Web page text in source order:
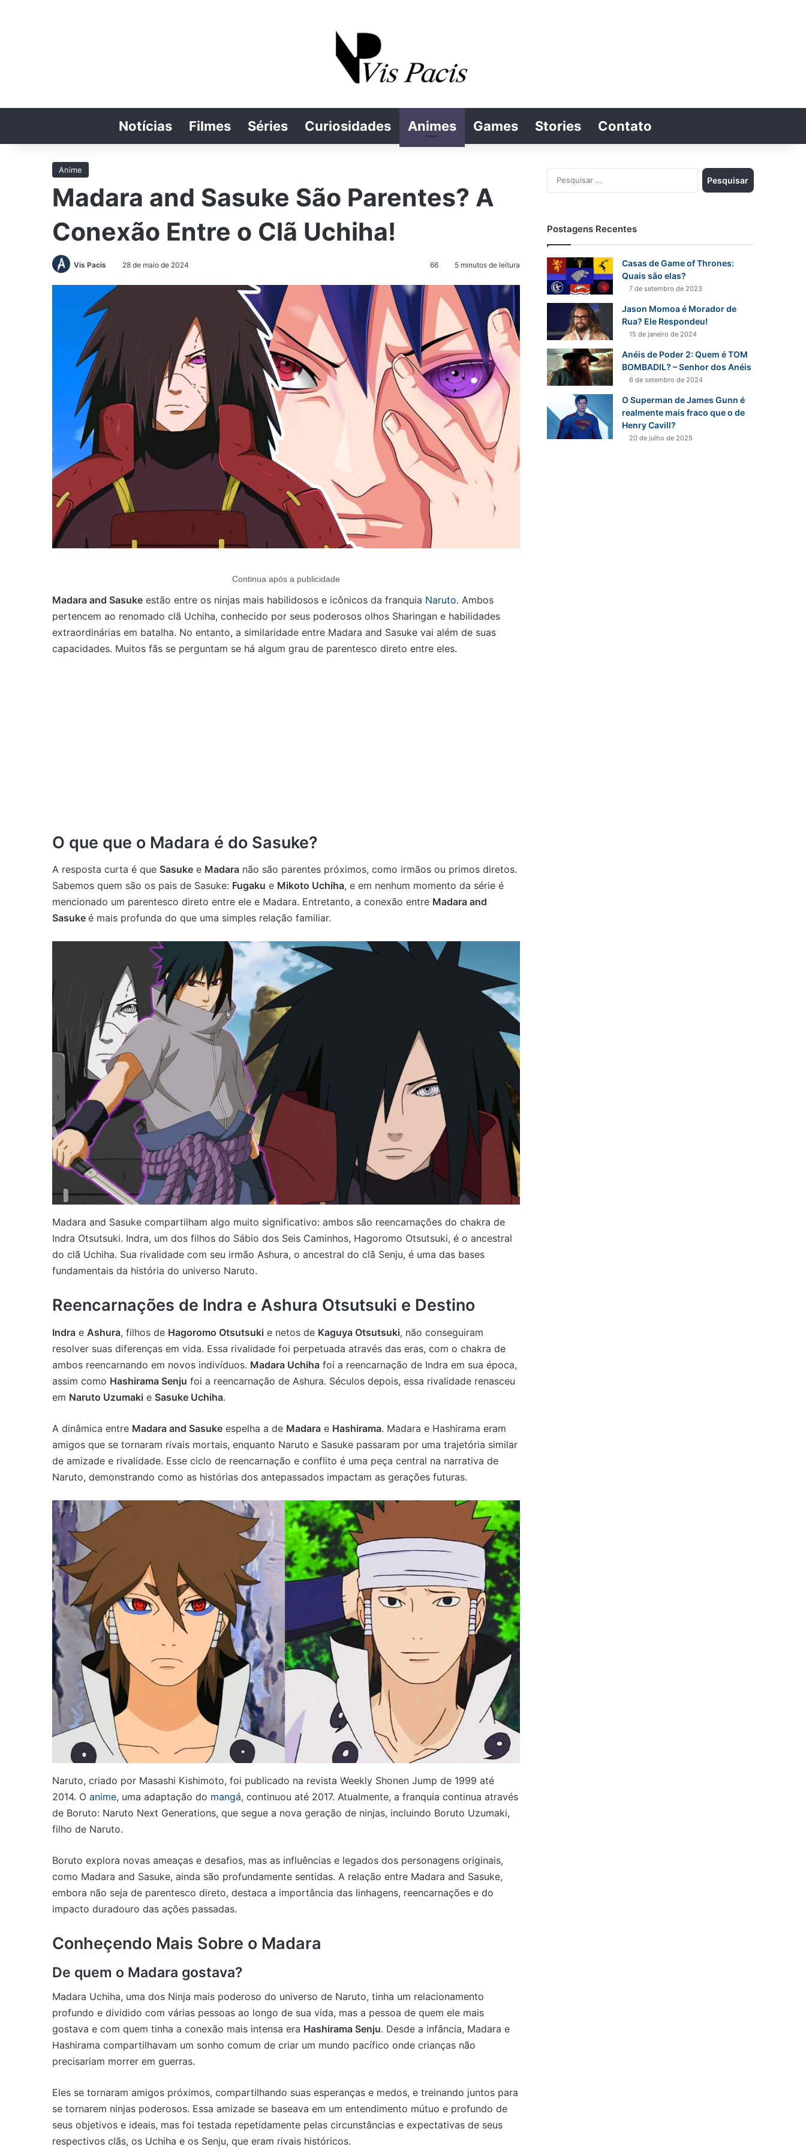
Notícias Filmes Séries Curiosidades Animes Games Stories Contato
Anime
Madara and Sasuke São Parentes? A
Conexão Entre o Clã Uchiha!
Vis Pacis 28 de maio de 2024 66 5 minutos de leitura
Continua após a publicidade
Madara and Sasuke estão entre os ninjas mais habilidosos e icônicos da franquia Naruto. Ambos
pertencem ao renomado clã Uchiha, conhecido por seus poderosos olhos Sharingan e habilidades
extraordinárias em batalha. No entanto, a similaridade entre Madara and Sasuke vai além de suas
capacidades. Muitos fãs se perguntam se há algum grau de parentesco direto entre eles.
O que que o Madara é do Sasuke?
A resposta curta é que Sasuke e Madara não são parentes próximos, como irmãos ou primos diretos.
Sabemos quem são os pais de Sasuke: Fugaku e Mikoto Uchiha, e em nenhum momento da série é
mencionado um parentesco direto entre ele e Madara. Entretanto, a conexão entre Madara and
Sasuke é mais profunda do que uma simples relação familiar.
Madara and Sasuke compartilham algo muito significativo: ambos são reencarnações do chakra de
Indra Otsutsuki. Indra, um dos filhos do Sábio dos Seis Caminhos, Hagoromo Otsutsuki, é o ancestral
do clã Uchiha. Sua rivalidade com seu irmão Ashura, o ancestral do clã Senju, é uma das bases
fundamentais da história do universo Naruto.
Reencarnações de Indra e Ashura Otsutsuki e Destino
Indra e Ashura, filhos de Hagoromo Otsutsuki e netos de Kaguya Otsutsuki, não conseguiram
resolver suas diferenças em vida. Essa rivalidade foi perpetuada através das eras, com o chakra de
ambos reencarnando em novos indivíduos. Madara Uchiha foi a reencarnação de Indra em sua época,
assim como Hashirama Senju foi a reencarnação de Ashura. Séculos depois, essa rivalidade renasceu
em Naruto Uzumaki e Sasuke Uchiha.
A dinâmica entre Madara and Sasuke espelha a de Madara e Hashirama. Madara e Hashirama eram
amigos que se tornaram rivais mortais, enquanto Naruto e Sasuke passaram por uma trajetória similar
de amizade e rivalidade. Esse ciclo de reencarnação e conflito é uma peça central na narrativa de
Naruto, demonstrando como as histórias dos antepassados impactam as gerações futuras.
Naruto, criado por Masashi Kishimoto, foi publicado na revista Weekly Shonen Jump de 1999 até
2014. O anime, uma adaptação do mangá, continuou até 2017. Atualmente, a franquia continua através
de Boruto: Naruto Next Generations, que segue a nova geração de ninjas, incluindo Boruto Uzumaki,
filho de Naruto.
Boruto explora novas ameaças e desafios, mas as influências e legados dos personagens originais,
como Madara and Sasuke, ainda são profundamente sentidas. A relação entre Madara and Sasuke,
embora não seja de parentesco direto, destaca a importância das linhagens, reencarnações e do
impacto duradouro das ações passadas.
Conheçendo Mais Sobre o Madara
De quem o Madara gostava?
Madara Uchiha, uma dos Ninja mais poderoso do universo de Naruto, tinha um relacionamento
profundo e dividido com várias pessoas ao longo de sua vida, mas a pessoa de quem ele mais
gostava e com quem tinha a conexão mais intensa era Hashirama Senju. Desde a infância, Madara e
Hashirama compartilhavam um sonho comum de criar um mundo pacífico onde crianças não
precisariam morrer em guerras.
Eles se tornaram amigos próximos, compartilhando suas esperanças e medos, e treinando juntos para
se tornarem ninjas poderosos. Essa amizade se baseava em um entendimento mútuo e profundo de
seus objetivos e ideais, mas foi testada repetidamente pelas circunstâncias e expectativas de seus
respectivos clãs, os Uchiha e os Senju, que eram rivais históricos.
Pesquisar
por:
Postagens Recentes
Casas de Game of Thrones:
Quais são elas?
7 de setembro de 2023
Jason Momoa é Morador de
Rua? Ele Respondeu!
15 de janeiro de 2024
Anéis de Poder 2: Quem é TOM
BOMBADIL? – Senhor dos Anéis
6 de setembro de 2024
O Superman de James Gunn é
realmente mais fraco que o de
Henry Cavill?
20 de julho de 2025